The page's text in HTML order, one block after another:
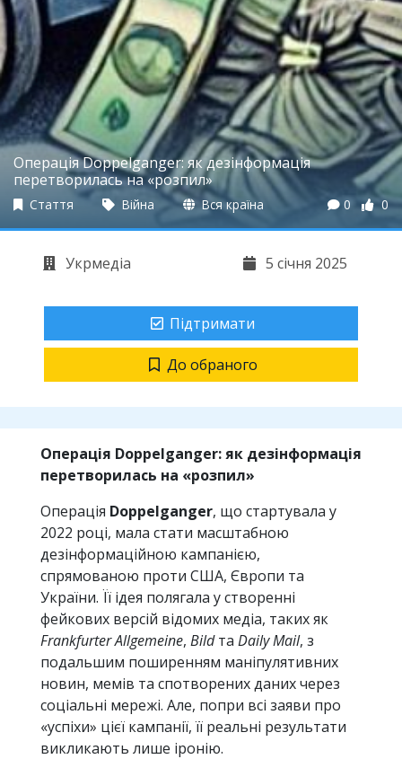
Операція Doppelganger: як дезінформація
перетворилась на «розпил»
Стаття Війна Вся країна 0 0
Укрмедіа 5 січня 2025
Підтримати
До обраного
Операція Doppelganger: як дезінформація
перетворилась на «розпил»
Операція Doppelganger, що стартувала у
2022 році, мала стати масштабною
дезінформаційною кампанією,
спрямованою проти США, Європи та
України. Її ідея полягала у створенні
фейкових версій відомих медіа, таких як
Frankfurter Allgemeine, Bildта Daily Mail, з
подальшим поширенням маніпулятивних
новин, мемів та спотворених даних через
соціальні мережі. Але, попри всі заяви про
«успіхи» цієї кампанії, її реальні результати
викликають лише іронію.